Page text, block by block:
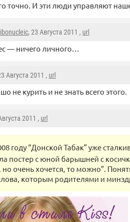
точно. И эти люди управляют
, 23 Августа 2011 , url
— ничего личного…
Августа 2011 , url
не курить и не знать всего этого.
2011 , url
году “Донской Табак” уже
постер с юной барышней с
но очень хочется, то можно”.
которым родителями и